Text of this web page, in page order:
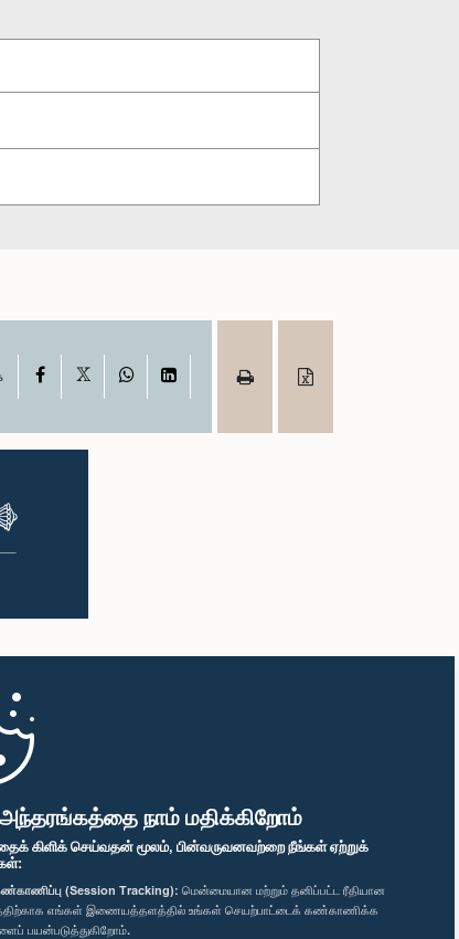
நாம் மதிக்கிறோம்
கிளிக் செய்வதன் மூலம், பின்வருவனவற்றை நீங்கள் ஏற்றுக்
(Session Tracking): மென்மையான மற்றும் தனிப்பட்ட ரீதியான
எங்கள் இணையத்தளத்தில் உங்கள் செயற்பாட்டைக் கண்காணிக்க
பயன்படுத்துகிறோம்.
Facebook WhatsAppLinkedIn